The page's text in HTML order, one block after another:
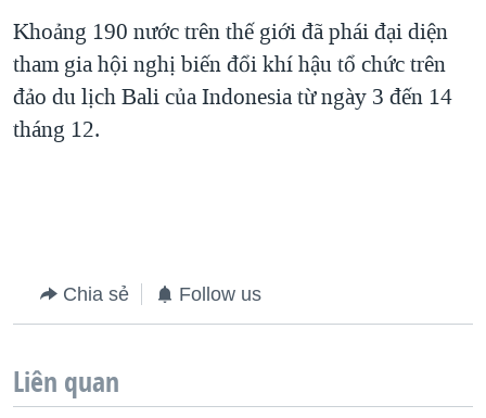
Khoảng 190 nước trên thế giới đã phái đại diện
tham gia hội nghị biến đổi khí hậu tổ chức trên
đảo du lịch Bali của Indonesia từ ngày 3 đến 14
tháng 12.
Chia sẻ Follow us
Liên quan